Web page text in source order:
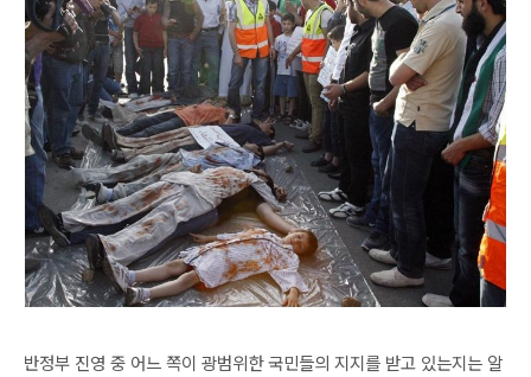
반정부 진영 중 어느 쪽이 광범위한 국민들의 지지를 받고 있는지는 알